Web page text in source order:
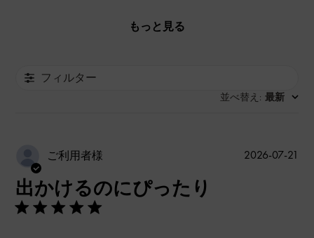
もっと見る
フィルター
並べ替え : 最新
ご利用者様
出かけるのにぴったり
2026-07-21